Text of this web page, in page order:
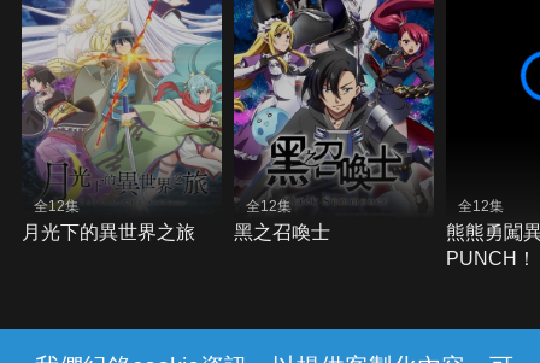
全12集
月光下的異世界之旅
全12集
黑之召喚士
全12集
熊熊勇闖
PUNCH！